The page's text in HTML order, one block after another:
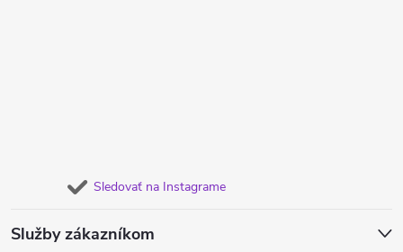
Sledovať na Instagrame
Služby zákazníkom